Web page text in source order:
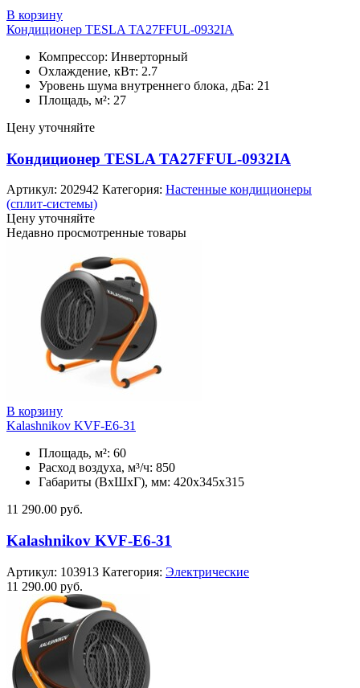
В корзину
Кондиционер TESLA TA27FFUL-0932IA
Компрессор: Инверторный
Охлаждение, кВт: 2.7
Уровень шума внутреннего блока, дБа: 21
Площадь, м²: 27
Цену уточняйте
Кондиционер TESLA TA27FFUL-0932IA
Артикул: 202942 Категория: Настенные кондиционеры
(сплит-системы)
Цену уточняйте
Недавно просмотренные товары
В корзину
Kalashnikov KVF-E6-31
Площадь, м²: 60
Расход воздуха, м³/ч: 850
Габариты (ВхШхГ), мм: 420x345x315
11 290.00 руб.
Kalashnikov KVF-E6-31
Артикул: 103913 Категория: Электрические
11 290.00 руб.